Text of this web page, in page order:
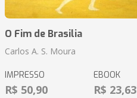
O Fim de Brasilia
Carlos A. S. Moura
IMPRESSO
R$ 50,90
EBOOK
R$ 23,63